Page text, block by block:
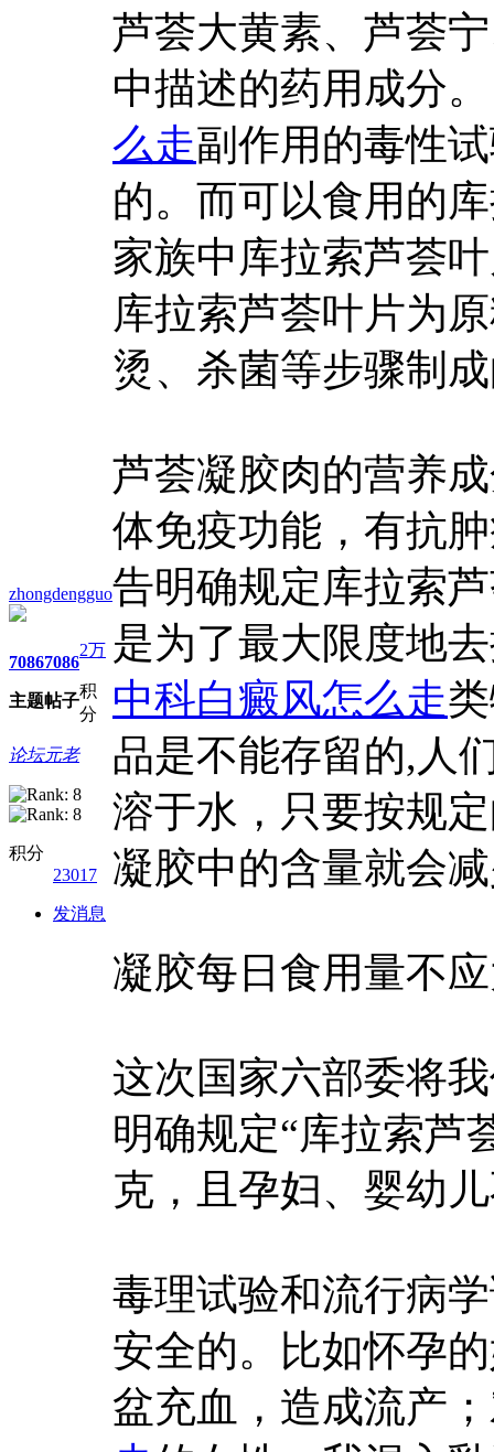
zhongdengguo
7086
主题
7086
帖子
2万
积
分
论坛元老
积分
23017
发消息
芦荟大黄素、芦荟
中描述的药用成分
么走副作用的毒性
的。而可以食用的
家族中库拉索芦荟
库拉索芦荟叶片为
烫、杀菌等步骤制
芦荟凝胶肉的营养
体免疫功能，有抗
告明确规定库拉索
是为了最大限度地
中科白癜风怎么走
品是不能存留的,人
溶于水，只要按规
凝胶中的含量就会
凝胶每日食用量不
这次国家六部委将
明确规定“库拉索芦
克，且孕妇、婴幼
毒理试验和流行病
安全的。比如怀孕
盆充血，造成流产